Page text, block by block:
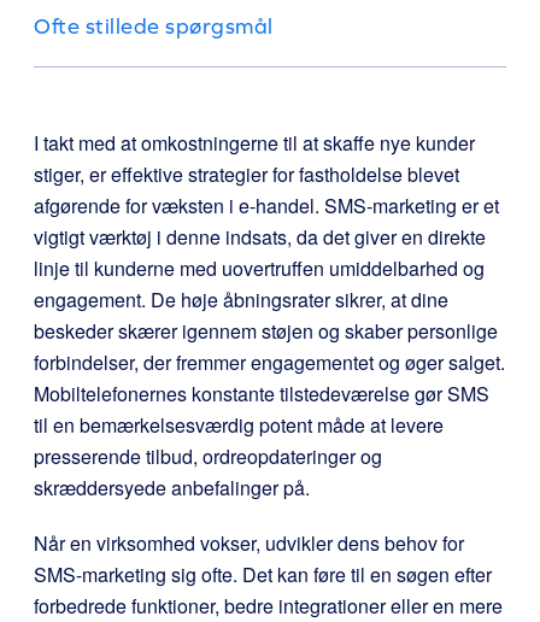
Ofte stillede spørgsmål
I takt med at omkostningerne til at skaffe nye kunder
stiger, er effektive strategier for fastholdelse blevet
afgørende for væksten i e-handel. SMS-marketing er et
vigtigt værktøj i denne indsats, da det giver en direkte
linje til kunderne med uovertruffen umiddelbarhed og
engagement. De høje åbningsrater sikrer, at dine
beskeder skærer igennem støjen og skaber personlige
forbindelser, der fremmer engagementet og øger salget.
Mobiltelefonernes konstante tilstedeværelse gør SMS
til en bemærkelsesværdig potent måde at levere
presserende tilbud, ordreopdateringer og
skræddersyede anbefalinger på.
Når en virksomhed vokser, udvikler dens behov for
SMS-marketing sig ofte. Det kan føre til en søgen efter
forbedrede funktioner, bedre integrationer eller en mere